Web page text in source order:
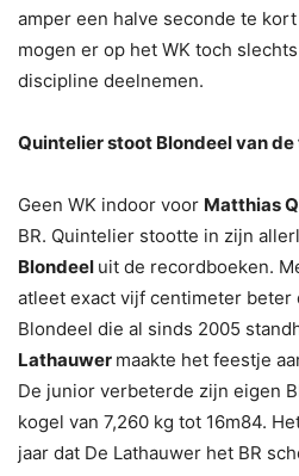
amper een halve seconde te
mogen er op het WK toch
discipline deelnemen.
Quintelier stoot Blondeel van de
Geen WK indoor voor Matthias
BR. Quintelier stootte in zijn
Blondeel uit de recordboeken.
atleet exact vijf centimeter beter
Blondeel die al sinds 2005
Lathauwer maakte het feestje
De junior verbeterde zijn eigen
kogel van 7,260 kg tot 16m84.
jaar dat De Lathauwer het BR